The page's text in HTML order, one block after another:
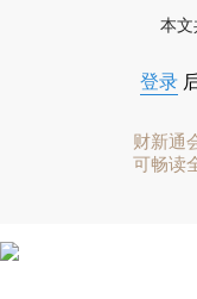
本文
登录
财新通
可畅读